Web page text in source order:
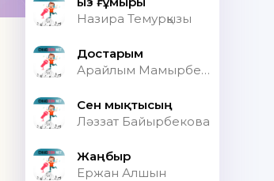
Назира Темурқызы
Достарым
Арайлым Мамырбекқызы
Сен мықтысың
Ләззат Байырбекова
Жаңбыр
Ержан Алшын